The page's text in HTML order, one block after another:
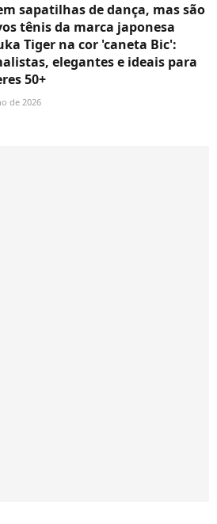
sapatilhas de dança, mas são
tênis da marca japonesa
Tiger na cor 'caneta Bic':
elegantes e ideais para
50+
de 2026